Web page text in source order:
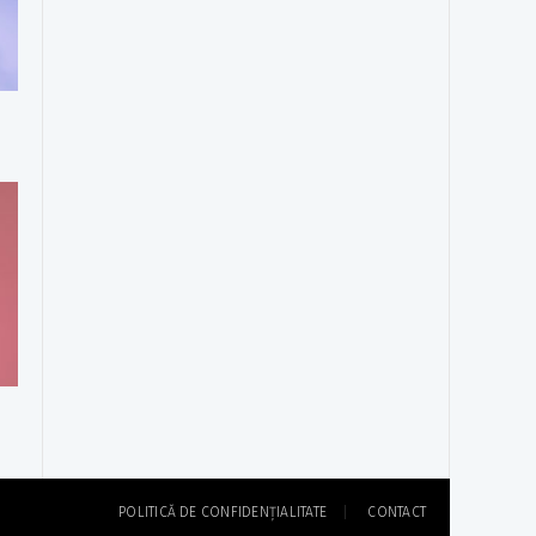
POLITICĂ DE CONFIDENȚIALITATE CONTACT